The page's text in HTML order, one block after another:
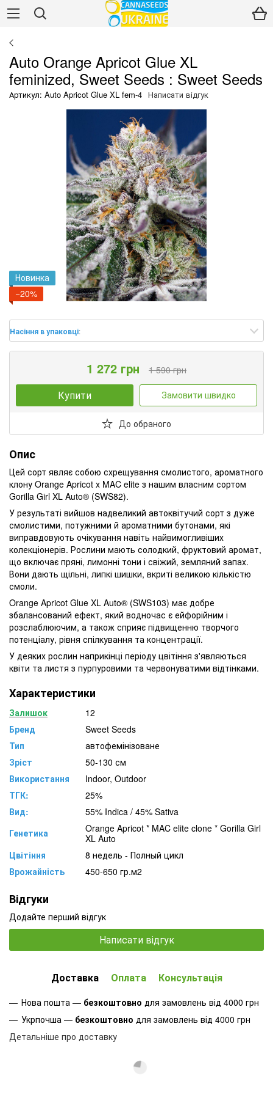
Auto Orange Apricot Glue XL
feminized, Sweet Seeds : Sweet Seeds
Артикул: Auto Apricot Glue XL fem-4 Написати відгук
Новинка
−20%
Насіння в упаковці:
1 272 грн 1 590 грн
Купити Замовити швидко
До обраного
Опис
Цей сорт являє собою схрещування смолистого, ароматного
клону Orange Apricot x MAC elite з нашим власним сортом
Gorilla Girl XL Auto® (SWS82).
У результаті вийшов надвеликий автоквітучий сорт з дуже
смолистими, потужними й ароматними бутонами, які
виправдовують очікування навіть найвимогливіших
колекціонерів. Рослини мають солодкий, фруктовий аромат,
що включає пряні, лимонні тони і свіжий, земляний запах.
Вони дають щільні, липкі шишки, вкриті великою кількістю
смоли.
Orange Apricot Glue XL Auto® (SWS103) має добре
збалансований ефект, який водночас є ейфорійним і
розслаблюючим, а також сприяє підвищенню творчого
потенціалу, рівня спілкування та концентрації.
У деяких рослин наприкінці періоду цвітіння з'являються
квіти та листя з пурпуровими та червонуватими відтінками.
Характеристики
Залишок
12
Бренд
Sweet Seeds
Тип
автофемінізоване
Зріст
50-130 см
Використання
Indoor, Outdoor
ТГК:
25%
Вид:
55% Indica / 45% Sativa
Генетика
Orange Apricot * MAC elite clone * Gorilla Girl
XL Auto
Цвітіння
8 недель - Полный цикл
Врожайність
450-650 гр.м2
Відгуки
Додайте перший відгук
Написати відгук
Доставка Оплата Консультація
Нова пошта — безкоштовно для замовлень від 4000 грн
Укрпочша — безкоштовно для замовлень від 4000 грн
Детальніше про доставку